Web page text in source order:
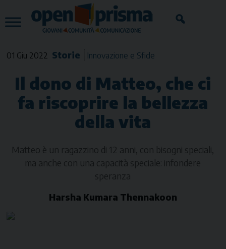
to
content
01 Giu 2022 Storie Innovazione e Sfide
Il dono di Matteo, che ci
fa riscoprire la bellezza
della vita
Matteo è un ragazzino di 12 anni, con bisogni speciali,
ma anche con una capacità speciale: infondere
speranza
Harsha Kumara Thennakoon